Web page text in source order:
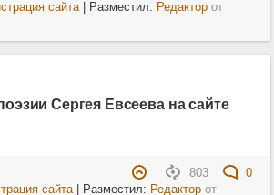
сайта| Разместил: Редакторот
Сергея Евсеева на сайте
803
0
сайта| Разместил: Редакторот